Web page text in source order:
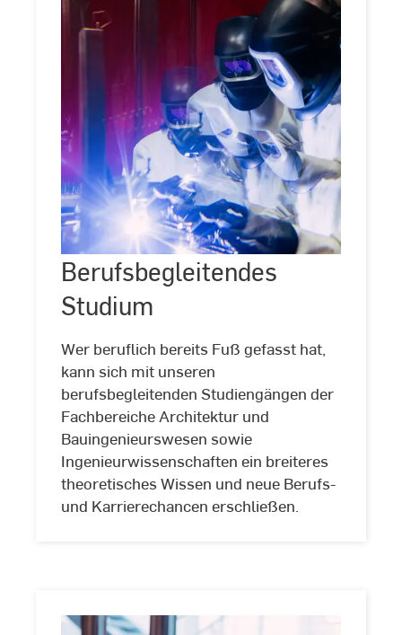
©
Studio
Steve
Berufsbegleitendes
Studium
Wer beruflich bereits Fuß gefasst hat,
kann sich mit unseren
berufsbegleitenden Studiengängen der
Fachbereiche Architektur und
Bauingenieurswesen sowie
Ingenieurwissenschaften ein breiteres
theoretisches Wissen und neue Berufs-
und Karrierechancen erschließen.
Berufsbegleitendes
Studium